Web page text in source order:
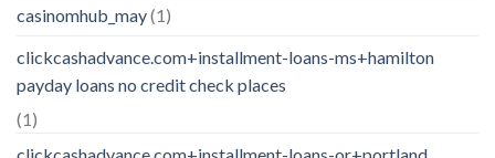
casinomhub_may(1)
clickcashadvance.com+installment-loans-ms+hamilton
payday loans no credit check places
(1)